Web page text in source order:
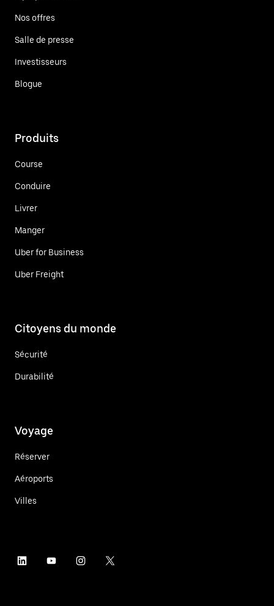
Nos offres
Salle de presse
Investisseurs
Blogue
Produits
Course
Conduire
Livrer
Manger
Uber for Business
Uber Freight
Citoyens du monde
Sécurité
Durabilité
Voyage
Réserver
Aéroports
Villes